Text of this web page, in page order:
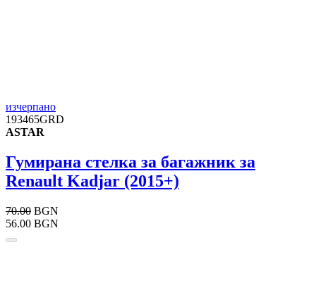
изчерпано
193465GRD
ASTAR
Гумирана стелка за багажник за
Renault Kadjar (2015+)
70.00 BGN
56.00 BGN